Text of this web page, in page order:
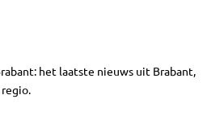
het laatste nieuws uit Brabant,